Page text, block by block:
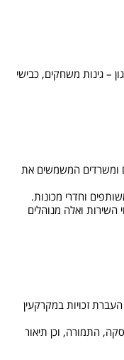
– גינות משחקים, כבישי
ומשרדים המשמשים את
וחדרי מכונות.
השירות ואלה מנוהלים
זכויות במקרקעין
התמורה, וכן תיאור